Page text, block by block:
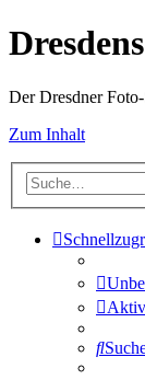
Der Dresdner
Zum Inhalt